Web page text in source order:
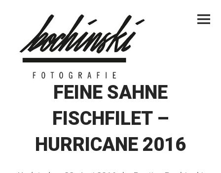
Menu
FEINE SAHNE
FISCHFILET –
HURRICANE 2016